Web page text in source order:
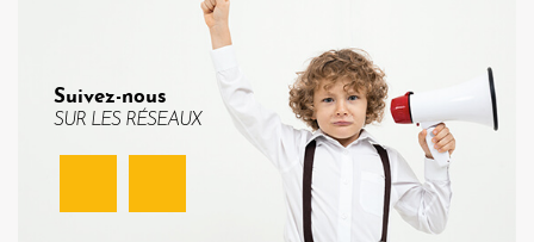
Suivez-nous
SUR LES RÉSEAUX